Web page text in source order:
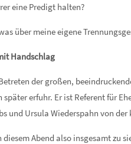
eine Predigt halten?
über meine eigene
Handschlag
der großen,
später erfuhr. Er ist Referent für
und Ursula Wiederspahn von
diesem Abend also insgesamt zu